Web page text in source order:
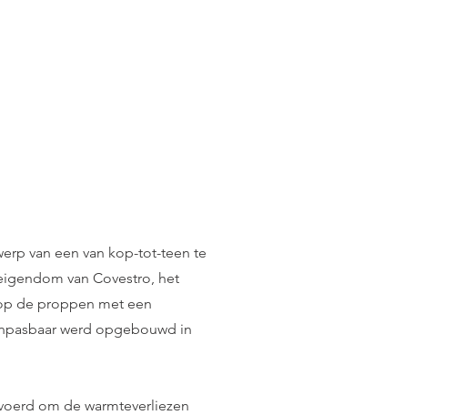
van een van kop-tot-teen te
van Covestro, het
de proppen met een
werd opgebouwd in
om de warmteverliezen